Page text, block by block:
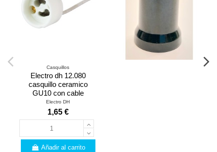
Casquillos
Electro dh 12.080
casquillo ceramico
GU10 con cable
Electro DH
1,65 €
Añadir al carrito